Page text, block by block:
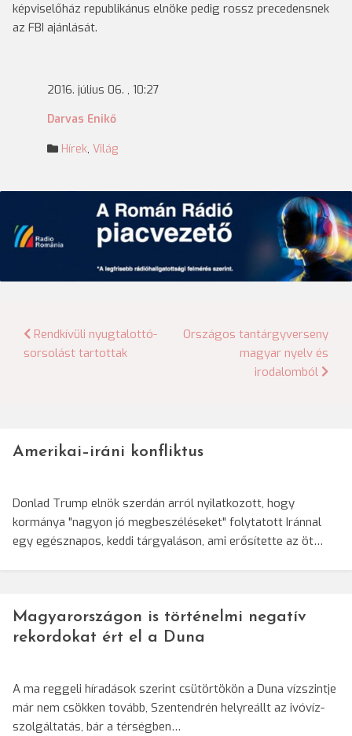
képviselőház republikánus elnöke pedig rossz precedensnek
az FBI ajánlását.
2016. július 06. , 10:27
Darvas Enikő
Hírek, Világ
Bejegyzés
Rendkívüli nyugtalottó-
sorsolást tartottak
Országos tantárgyverseny
magyar nyelv és
irodalomból
Amerikai–iráni konfliktus
Donlad Trump elnök szerdán arról nyilatkozott, hogy
kormánya "nagyon jó megbeszéléseket" folytatott Iránnal
egy egésznapos, keddi tárgyaláson, ami erősítette az öt…
Magyarországon is történelmi negatív
rekordokat ért el a Duna
A ma reggeli híradások szerint csütörtökön a Duna vízszintje
már nem csökken tovább, Szentendrén helyreállt az ivóvíz-
szolgáltatás, bár a térségben…